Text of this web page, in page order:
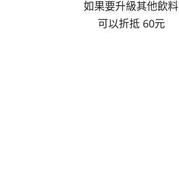
如果要升級其他飲料
可以折抵 60元